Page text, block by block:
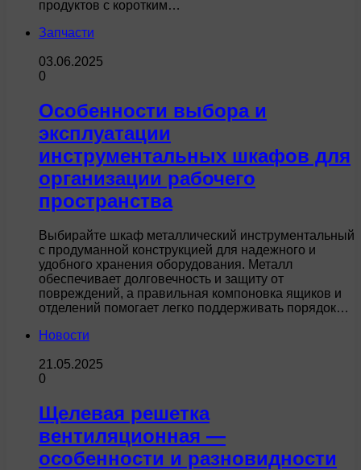
продуктов с коротким…
Запчасти
03.06.2025
0
Особенности выбора и
эксплуатации
инструментальных шкафов для
организации рабочего
пространства
Выбирайте шкаф металлический инструментальный
с продуманной конструкцией для надежного и
удобного хранения оборудования. Металл
обеспечивает долговечность и защиту от
повреждений, а правильная компоновка ящиков и
отделений помогает легко поддерживать порядок…
Новости
21.05.2025
0
Щелевая решетка
вентиляционная —
особенности и разновидности